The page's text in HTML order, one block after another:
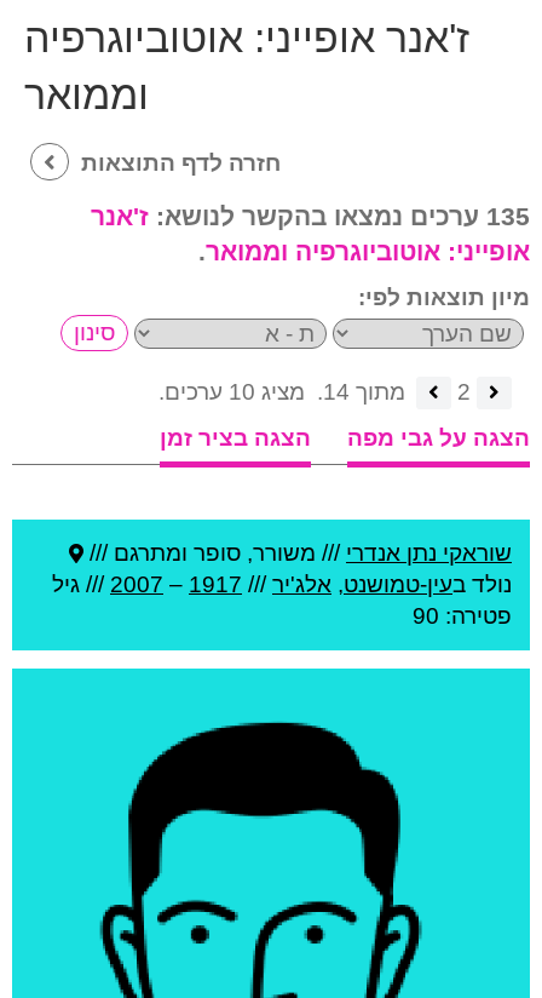
ז'אנר אופייני: אוטוביוגרפיה
וממואר
חזרה לדף התוצאות
135 ערכים נמצאו בהקשר לנושא:
ז'אנר
אופייני: אוטוביוגרפיה וממואר.
מיון תוצאות לפי:
2 מתוך 14.
מציג 10 ערכים.
הצגה על גבי מפה
הצגה בציר זמן
שוראקי נתן אנדרי /// משורר, סופר ומתרגם ///
נולד בעין-טמושנט, אלג'יר///
1917
–
2007 /// גיל
פטירה: 90